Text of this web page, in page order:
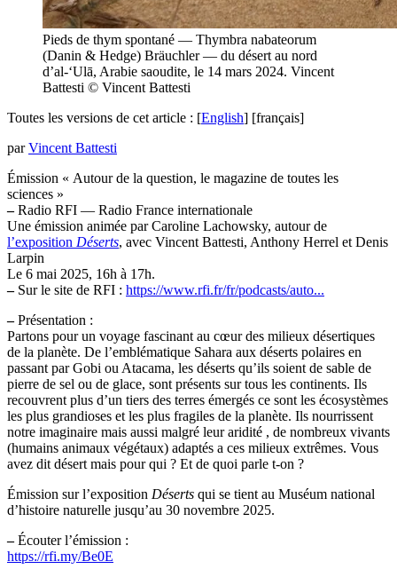
Pieds de thym spontané — Thymbra nabateorum
(Danin & Hedge) Bräuchler — du désert au nord
d’al-‘Ulā, Arabie saoudite, le 14 mars 2024. Vincent
Battesti © Vincent Battesti
Toutes les versions de cet article : [English] [français]
parVincent Battesti
Émission « Autour de la question, le magazine de toutes les
sciences »
–Radio RFI — Radio France internationale
Une émission animée par Caroline Lachowsky, autour de
l’exposition Déserts, avec Vincent Battesti, Anthony Herrel et Denis
Larpin
Le 6 mai 2025, 16h à 17h.
–Sur le site de RFI : https://www.rfi.fr/fr/podcasts/auto...
–Présentation :
Partons pour un voyage fascinant au cœur des milieux désertiques
de la planète. De l’emblématique Sahara aux déserts polaires en
passant par Gobi ou Atacama, les déserts qu’ils soient de sable de
pierre de sel ou de glace, sont présents sur tous les continents. Ils
recouvrent plus d’un tiers des terres émergés ce sont les écosystèmes
les plus grandioses et les plus fragiles de la planète. Ils nourrissent
notre imaginaire mais aussi malgré leur aridité , de nombreux vivants
(humains animaux végétaux) adaptés a ces milieux extrêmes. Vous
avez dit désert mais pour qui ? Et de quoi parle t-on ?
Émission sur l’exposition Déserts qui se tient au Muséum national
d’histoire naturelle jusqu’au 30 novembre 2025.
–Écouter l’émission :
https://rfi.my/Be0E